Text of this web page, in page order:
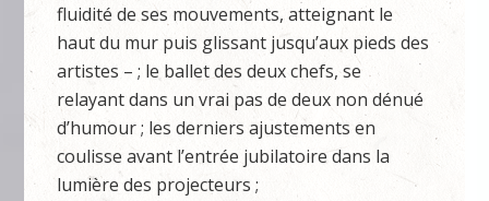
fluidité de ses mouvements, atteignant le
haut du mur puis glissant jusqu’aux pieds des
artistes – ; le ballet des deux chefs, se
relayant dans un vrai pas de deux non dénué
d’humour ; les derniers ajustements en
coulisse avant l’entrée jubilatoire dans la
lumière des projecteurs ;